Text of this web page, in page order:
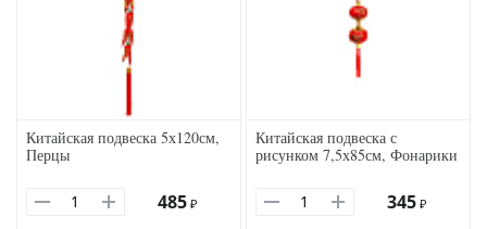
Китайская подвеска 5х120см,
Перцы
485 ₽
Китайская подвеска с
рисунком 7,5х85см, Фонарики
345 ₽